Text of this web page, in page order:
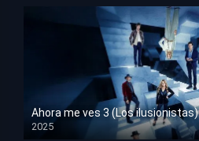
Ahora me ves 3 (Los ilusionistas)
2025
HD 1080p